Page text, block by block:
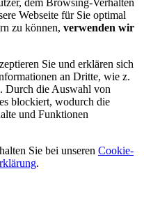
Webseite für Sie optimal
zu können, verwenden wir
Sie und erklären sich
an Dritte, wie z.
Durch die Auswahl von
blockiert, wodurch die
und Funktionen
Sie bei unseren Cookie-
.